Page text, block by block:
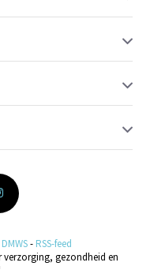
DMWS- RSS-feed
gezondheid en